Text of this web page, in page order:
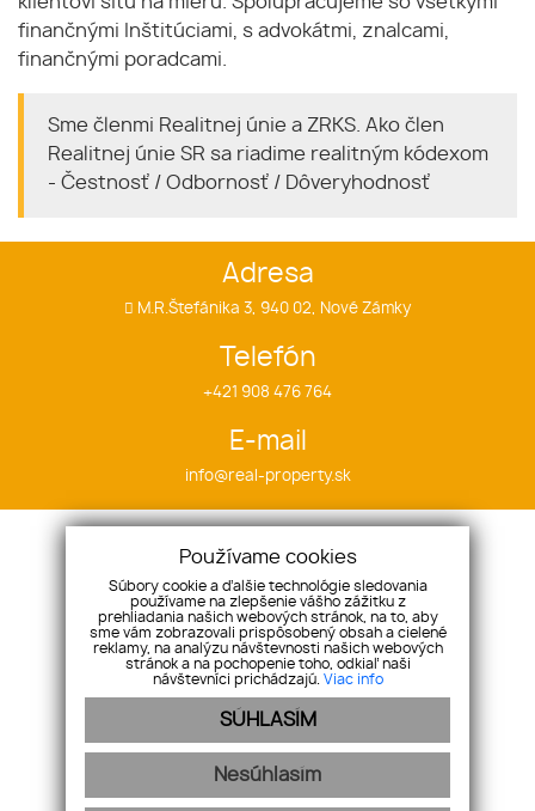
finančnými Inštitúciami, s advokátmi, znalcami,
finančnými poradcami.
Sme členmi Realitnej únie a ZRKS. Ako člen
Realitnej únie SR sa riadime realitným kódexom
- Čestnosť / Odbornosť / Dôveryhodnosť
Adresa
M.R.Štefánika 3, 940 02, Nové Zámky
Telefón
+421 908 476 764
E-mail
info@real-property.sk
Náš tím
Referencie
Ponúknite nám
Kontakt
Domy
Pozemky
Objekty
webex.digital- REALVIA.sk
Používame cookies
Súbory cookie a ďalšie technológie sledovania
používame na zlepšenie vášho zážitku z
prehliadania našich webových stránok, na to, aby
sme vám zobrazovali prispôsobený obsah a cielené
reklamy, na analýzu návštevnosti našich webových
stránok a na pochopenie toho, odkiaľ naši
návštevníci prichádzajú. Viac info
SÚHLASÍM
Nesúhlasím